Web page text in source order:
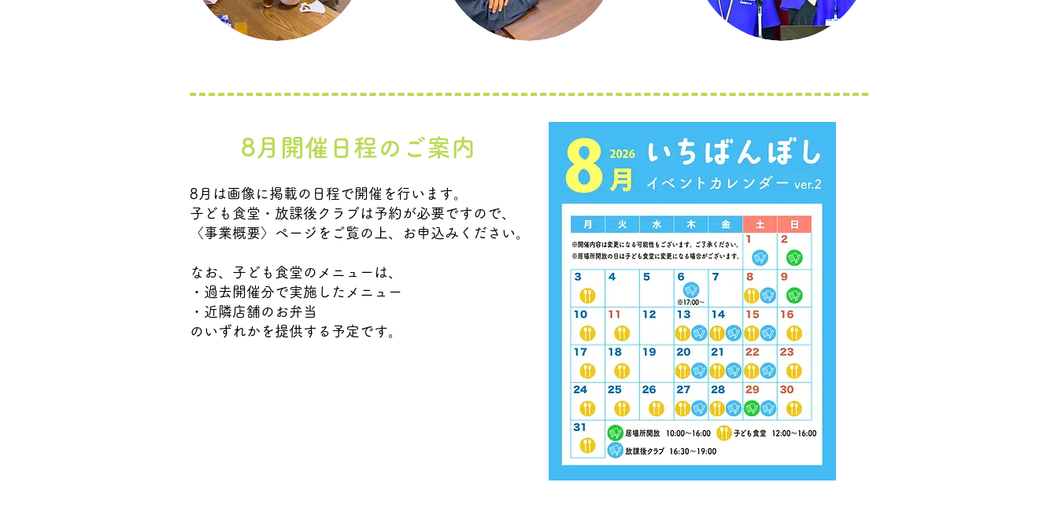
8月開催日程のご案内
​8月は画像に掲載の日程で開催を行います。
子ども食堂・放課後クラブは予約が必要ですので、
〈事業概要〉ページをご覧の上、お申込みください。
なお、子ども食堂のメニューは、
・過去開催分で実施したメニュー
・近隣店舗のお弁当
​のいずれかを提供する予定です。